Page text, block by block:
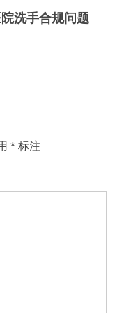
洗手合规问题
* 标注